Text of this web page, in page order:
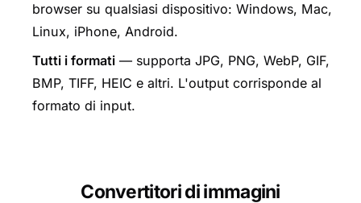
browser su qualsiasi dispositivo: Windows, Mac,
Linux, iPhone, Android.
Tutti i formati — supporta JPG, PNG, WebP, GIF,
BMP, TIFF, HEIC e altri. L'output corrisponde al
formato di input.
Convertitori di immagini